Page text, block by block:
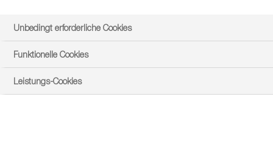
Unbedingt erforderliche Cookies
Funktionelle Cookies
Leistungs-Cookies